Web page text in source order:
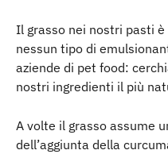
Il grasso nei nostri pasti
nessun tipo di
aziende di pet food:
nostri ingredienti il più
A volte il grasso assume
dell’aggiunta della